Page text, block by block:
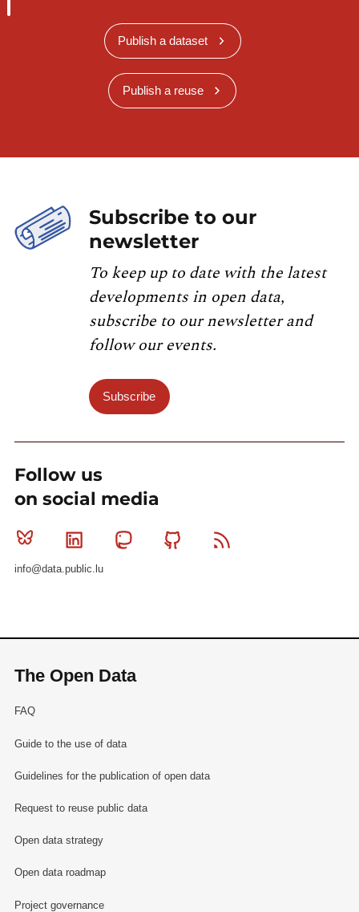
Publish a dataset
Publish a reuse
Subscribe to our
newsletter
To keep up to date with the latest
developments in open data,
subscribe to our newsletter and
follow our events.
Subscribe
Follow us
on social media
Bluesky Linkedin MastodonGithub
info@data.public.lu
The Open Data
FAQ
Guide to the use of data
Guidelines for the publication of open data
Request to reuse public data
Open data strategy
Open data roadmap
Project governance